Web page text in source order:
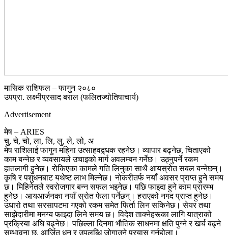
मासिक राशिफल – फागुन २०८०
उपप्रा. लक्ष्मीप्रसाद बराल (फलितज्योतिषाचार्य)
Advertisement
मेष – ARIES
चु, चे, चो, ला, लि, लु, ले, लो, अ
मेष राशिलाई फागुन महिना उत्साहवद्र्धक रहनेछ। व्यापार बढ्नेछ, चिताएको
काम बन्नेछ र व्यवसायले उचाइको मार्ग अवलम्बन गर्नेछ। उठ्नुपर्ने रकम
हातलागी हुनेछ। रोकिएका कामले गति लिनुका साथै आयस्रोत सबल बन्नेछन्।
कृषि र पशुधनबाट यथेष्ट लाभ मिल्नेछ। नोकरीतर्फ नयाँ अवसर प्राप्त हुने समय
छ। मिहिनेतले स्वरोजगार बन्न सफल भइनेछ। पछि फाइदा हुने काम प्रारम्भ
हुनेछ। आयआर्जनका नयाँ स्रोत फेला पर्नेछन्। हराएको नगद प्राप्त हुनेछ।
उधारो तथा सरसापटमा गएको रकम समेत फिर्ता लिन सकिनेछ। सेयर तथा
साझेदारीमा मनग्य फाइदा लिने समय छ। विदेश ताक्नेहरूका लागि यात्राको
प्रक्रिया अघि बढ्नेछ। पछिल्ला दिनमा भौतिक साधनमा क्षति पुग्ने र खर्च बढ्ने
सम्भावना छ, आर्जित धन र उपलब्धि जोगाउने प्रयास गर्नुहोला।